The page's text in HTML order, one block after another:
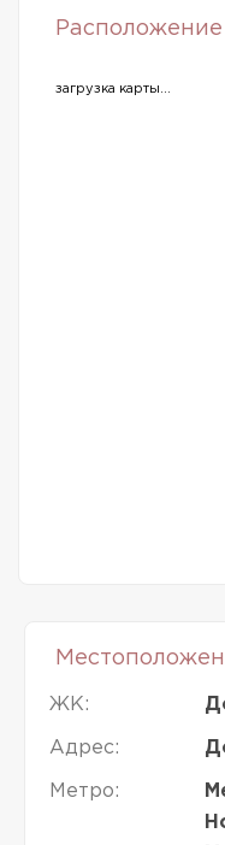
Расположение
загрузка карты...
ЖК:
Адрес:
Метро: